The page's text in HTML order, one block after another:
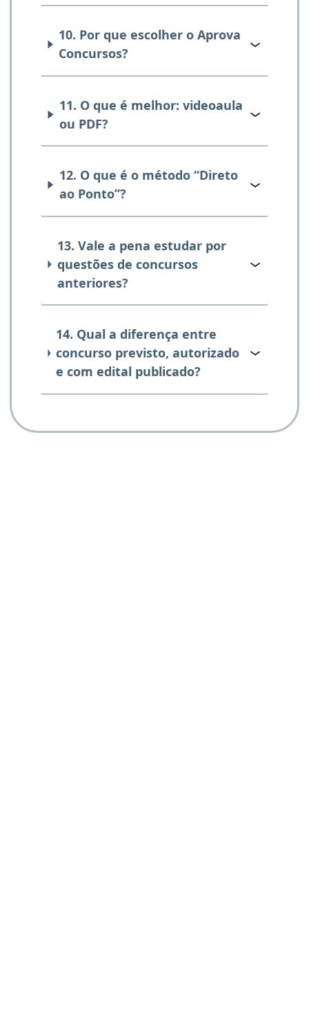
10. Por que escolher o Aprova
Concursos?
11. O que é melhor: videoaula
ou PDF?
12. O que é o método “Direto
ao Ponto”?
13. Vale a pena estudar por
questões de concursos
anteriores?
14. Qual a diferença entre
concurso previsto, autorizado
e com edital publicado?